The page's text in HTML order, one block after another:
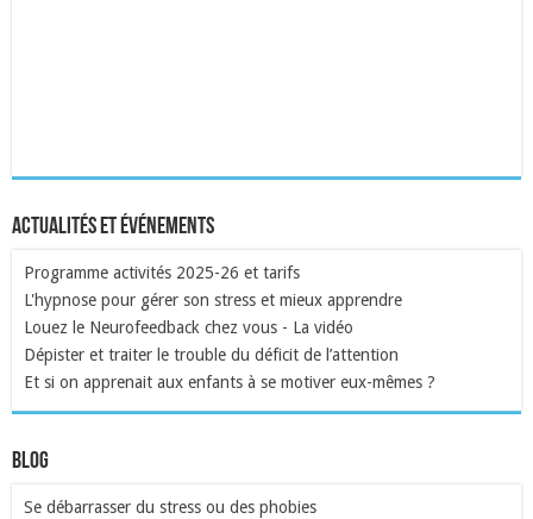
Actualités et événements
Programme activités 2025-26 et tarifs
L'hypnose pour gérer son stress et mieux apprendre
Louez le Neurofeedback chez vous - La vidéo
Dépister et traiter le trouble du déficit de l’attention
Et si on apprenait aux enfants à se motiver eux-mêmes ?
Blog
Se débarrasser du stress ou des phobies